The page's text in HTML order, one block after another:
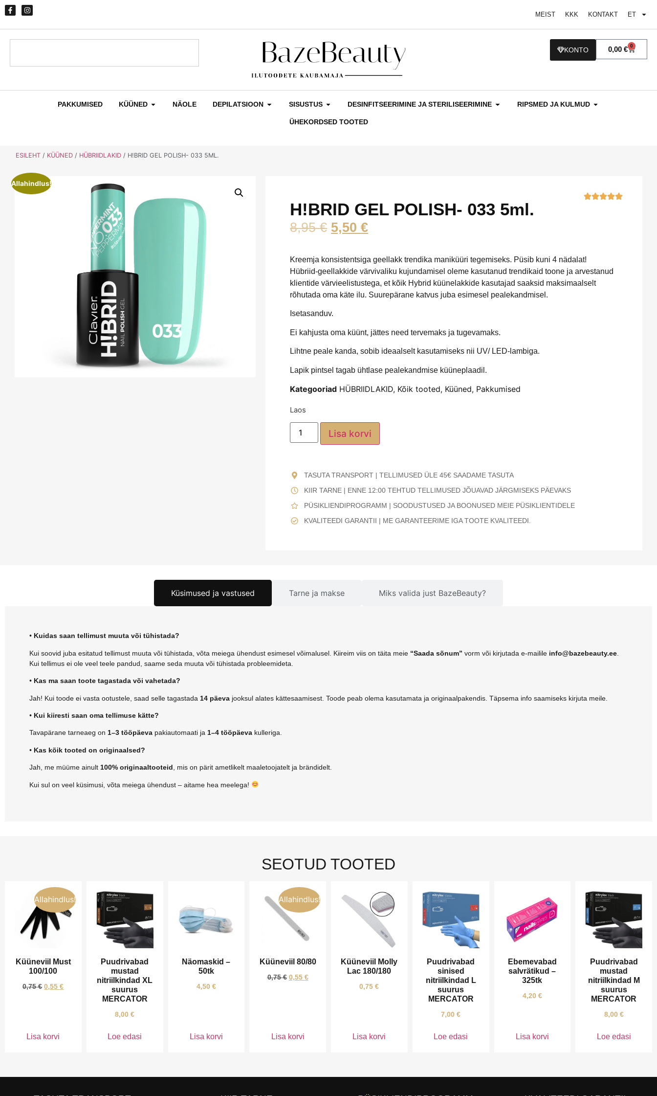
MEIST KKK KONTAKT ET
0,00 € 0
KONTO
PAKKUMISED KÜÜNED NÄOLE DEPILATSIOON SISUSTUS DESINFITSEERIMINE JA STERILISEERIMINE RIPSMED JA KULMUD
ÜHEKORDSED TOOTED
ESILEHT / KÜÜNED / HÜBRIIDLAKID / H!BRID GEL POLISH- 033 5ML.
Allahindlus!
H!BRID GEL POLISH- 033 5ml.
8,95€ 5,50€
Kreemja konsistentsiga geellakk trendika maniküüri tegemiseks. Püsib kuni 4 nädalat!
Hübriid-geellakkide värvivaliku kujundamisel oleme kasutanud trendikaid toone ja arvestanud
klientide värvieelistustega, et kõik Hybrid küünelakkide kasutajad saaksid maksimaalselt
rõhutada oma käte ilu. Suurepärane katvus juba esimesel pealekandmisel.
Isetasanduv.
Ei kahjusta oma küünt, jättes need tervemaks ja tugevamaks.
Lihtne peale kanda, sobib ideaalselt kasutamiseks nii UV/ LED-lambiga.
Lapik pintsel tagab ühtlase pealekandmise küüneplaadil.
Kategooriad HÜBRIIDLAKID, Kõik tooted, Küüned, Pakkumised
Laos
Lisa korvi
TASUTA TRANSPORT | TELLIMUSED ÜLE 45€ SAADAME TASUTA
KIIR TARNE | ENNE 12:00 TEHTUD TELLIMUSED JÕUAVAD JÄRGMISEKS PÄEVAKS
PÜSIKLIENDIPROGRAMM | SOODUSTUSED JA BOONUSED MEIE PÜSIKLIENTIDELE
KVALITEEDI GARANTII | ME GARANTEERIME IGA TOOTE KVALITEEDI.
Küsimused ja vastused Tarne ja makse Miks valida just BazeBeauty?
• Kuidas saan tellimust muuta või tühistada?
Kui soovid juba esitatud tellimust muuta või tühistada, võta meiega ühendust esimesel võimalusel. Kiireim viis on täita meie “Saada sõnum” vorm või kirjutada e-mailile info@bazebeauty.ee
Kui tellimus ei ole veel teele pandud, saame seda muuta või tühistada probleemideta.
• Kas ma saan toote tagastada või vahetada?
Jah! Kui toode ei vasta ootustele, saad selle tagastada 14 päeva jooksul alates kättesaamisest. Toode peab olema kasutamata ja originaalpakendis. Täpsema info saamiseks kirjuta meile.
• Kui kiiresti saan oma tellimuse kätte?
Tavapärane tarneaeg on 1–3 tööpäeva pakiautomaati ja 1–4 tööpäeva kulleriga.
• Kas kõik tooted on originaalsed?
Jah, me müüme ainult 100% originaaltooteid , mis on pärit ametlikelt maaletoojatelt ja brändidelt.
Kui sul on veel küsimusi, võta meiega ühendust – aitame hea meelega!
SEOTUD TOOTED
Allahindlus!
Küüneviil Must
100/100
0,75€ 0,55€
Lisa korvi
Puudrivabad
mustad
nitriilkindad XL
suurus
MERCATOR
8,00€
Loe edasi
Näomaskid –
50tk
4,50 €
Lisa korvi
Allahindlus!
Küüneviil 80/80
0,75€ 0,55 €
Lisa korvi
Küüneviil Molly
Lac 180/180
0,75€
Lisa korvi
Puudrivabad
sinised
nitriilkindad L
suurus
MERCATOR
7,00€
Loe edasi
Ebemevabad
salvrätikud –
325tk
4,20 €
Lisa korvi
Puudrivabad
mustad
nitriilkindad M
suurus
MERCATOR
8,00 €
Loe edasi